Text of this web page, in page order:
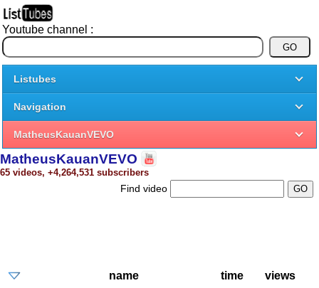
Youtube channel :
Listubes
Navigation
MatheusKauanVEVO
MatheusKauanVEVO
65 videos, +4,264,531 subscribers
Find video
name time
views